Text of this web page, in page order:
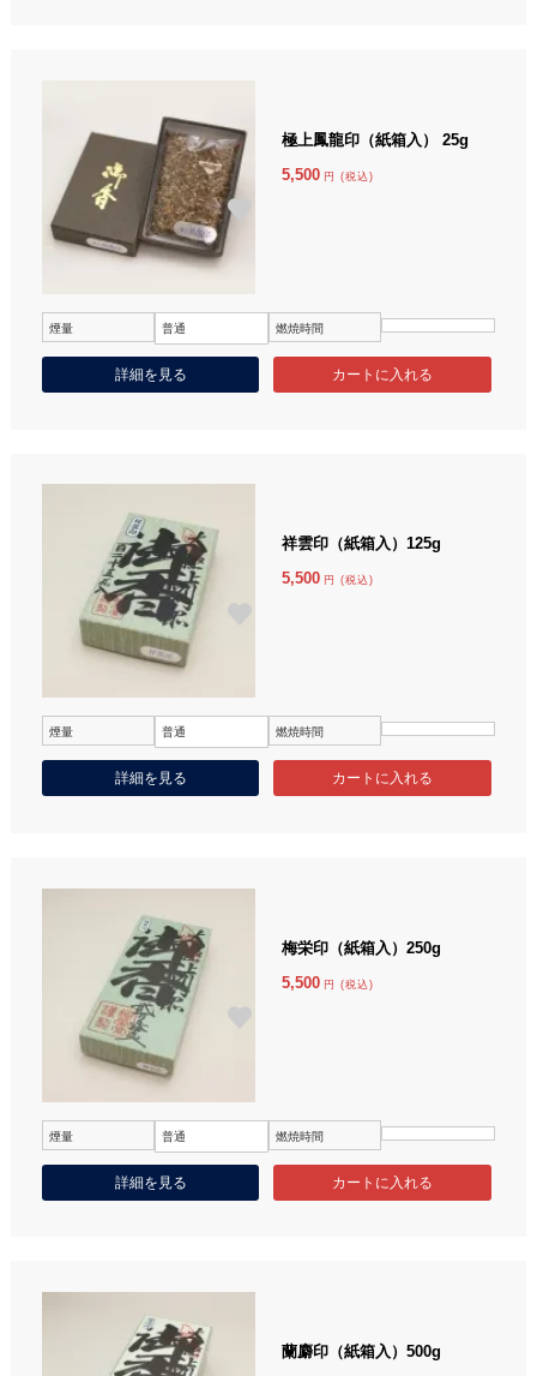
極上鳳龍印（紙箱入） 25g
5,500 円 (税込)
煙量 普通 燃焼時間
詳細を見る
祥雲印（紙箱入）125g
5,500 円 (税込)
煙量 普通 燃焼時間
詳細を見る
梅栄印（紙箱入）250g
5,500 円 (税込)
煙量 普通 燃焼時間
詳細を見る
蘭麝印（紙箱入）500g